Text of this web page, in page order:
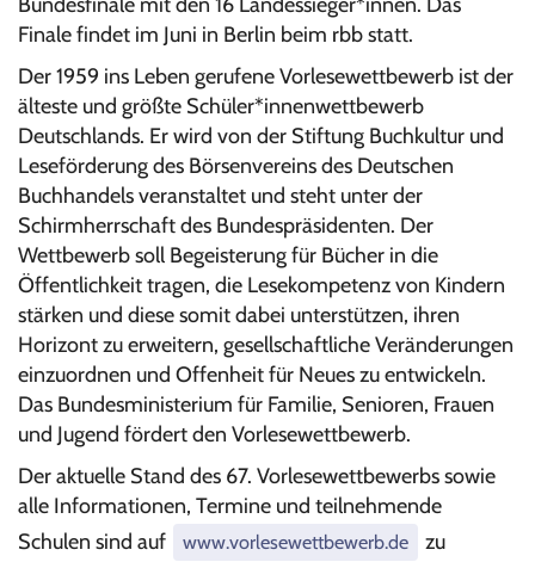
Finale findet im Juni in Berlin beim rbb statt.
Der 1959 ins Leben gerufene Vorlesewettbewerb ist der
älteste und größte Schüler*innenwettbewerb
Deutschlands. Er wird von der Stiftung Buchkultur und
Leseförderung des Börsenvereins des Deutschen
Buchhandels veranstaltet und steht unter der
Schirmherrschaft des Bundespräsidenten. Der
Wettbewerb soll Begeisterung für Bücher in die
Öffentlichkeit tragen, die Lesekompetenz von Kindern
stärken und diese somit dabei unterstützen, ihren
Horizont zu erweitern, gesellschaftliche Veränderungen
einzuordnen und Offenheit für Neues zu entwickeln.
Das Bundesministerium für Familie, Senioren, Frauen
und Jugend fördert den Vorlesewettbewerb.
Der aktuelle Stand des 67. Vorlesewettbewerbs sowie
alle Informationen, Termine und teilnehmende
Schulen sind auf
www.vorlesewettbewerb.de
zu